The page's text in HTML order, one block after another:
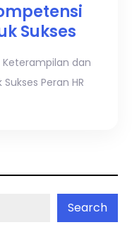
Sukses
Keterampilan dan
Peran HR
Search